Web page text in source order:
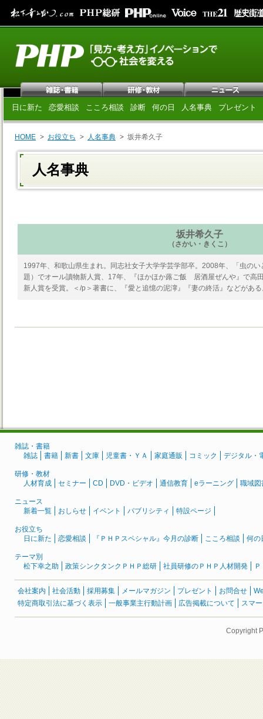
日に新た 恋愛相談 こころ相談 診断 何の日 人名事典 プレゼント
HOME お役立ち 人名事典 坂井希久子
人名事典
坂井希久子
（さかい・きくこ）
1997年、和歌山県生まれ。同志社女子大学学芸学部卒。2008年、「虫の
題）でオール讀物新人賞、17年、『ほかほか蕗ご飯 居酒屋ぜんや』で高
新人賞を受賞。＜/p＞著書に、『愛と追憶の泥濘』『妻の終活』などがあ
雑誌・書籍
雑誌
書籍 新書 文庫 児童書・ＹＡ 家庭通販 コミック デジタル・
研修・教材
人材育成
セミナー CD DVD・ビデオ 通信教育 eラーニング 職域図
ニュース
新着一覧
おしらせ イベント パブリシティ 特設ページ
お役立ち
日に新た
恋愛相談 『ＰＨＰスペシャル』今月の診断 こころ相談 何の
テーマ別
松下幸之助
政策シンクタンクＰＨＰ総研 社員研修のＰＨＰ人材開発
会社案内 社会活動 採用募集 メールマガジン プレゼント お問合せ
特定商取引法に基づく表示
一般事業主行動計画 広告掲載について スマ
Copyright